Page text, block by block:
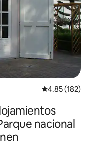
Calificación
4.85 (182)
nacional